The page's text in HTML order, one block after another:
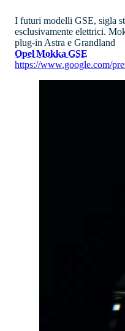
I futuri modelli GSE, sigla
esclusivamente elettrici.
plug-in Astra e Grandland
Opel Mokka GSE
https://www.google.com/